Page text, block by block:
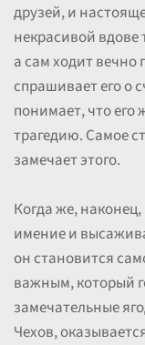
друзей, и
некрасивой вдове
а сам ходит
спрашивает его о
понимает, что
трагедию. Самое
замечает этого.
Когда же,
имение и
он становится
важным, который
замечательные
Чехов,